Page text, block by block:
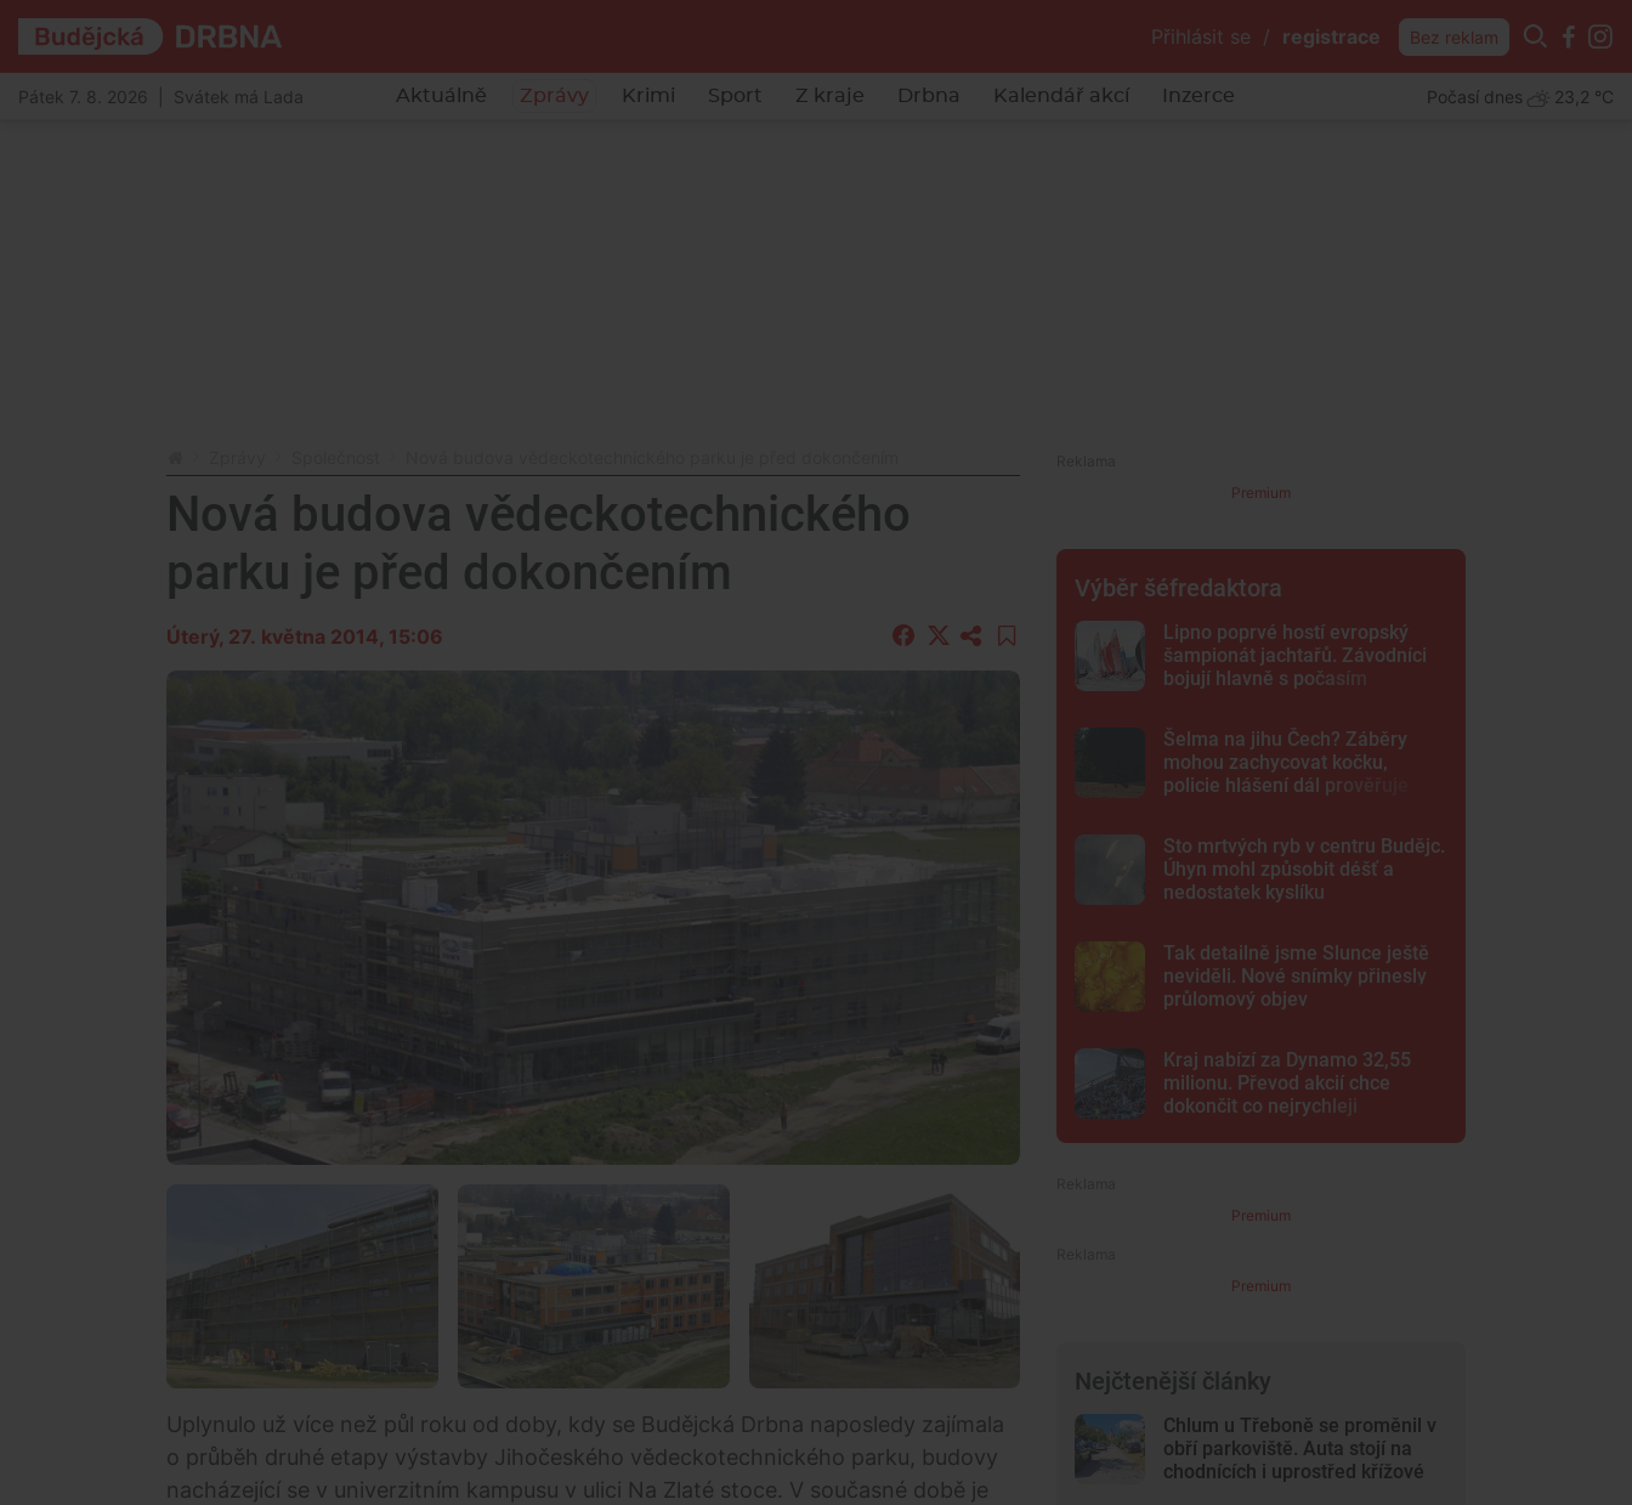
Přihlásit se / registrace Bez reklam
Pátek 7. 8. 2026 | Svátek má Lada Aktuálně Zprávy Krimi Sport Z kraje Drbna Kalendář akcí Inzerce Počasí dnes 23,2 °C
Nová budova vědeckotechnického
parku je před dokončením
Úterý, 27. května 2014, 15:06
Uplynulo už více než půl roku od doby, kdy se Budějcká Drbna naposledy zajímala
o průběh druhé etapy výstavby Jihočeského vědeckotechnického parku, budovy
nacházející se v univerzitním kampusu v ulici Na Zlaté stoce. V současné době je
Premium
Výběr šéfredaktora
Lipno poprvé hostí evropský
šampionát jachtařů. Závodníci
bojují hlavně s počasím
Šelma na jihu Čech? Záběry
mohou zachycovat kočku,
policie hlášení dál prověřuje
Sto mrtvých ryb v centru Budějc.
Úhyn mohl způsobit déšť a
nedostatek kyslíku
Tak detailně jsme Slunce ještě
neviděli. Nové snímky přinesly
průlomový objev
Kraj nabízí za Dynamo 32,55
milionu. Převod akcií chce
dokončit co nejrychleji
Premium
Premium
Nejčtenější články
Chlum u Třeboně se proměnil v
obří parkoviště. Auta stojí na
chodnících i uprostřed křížové